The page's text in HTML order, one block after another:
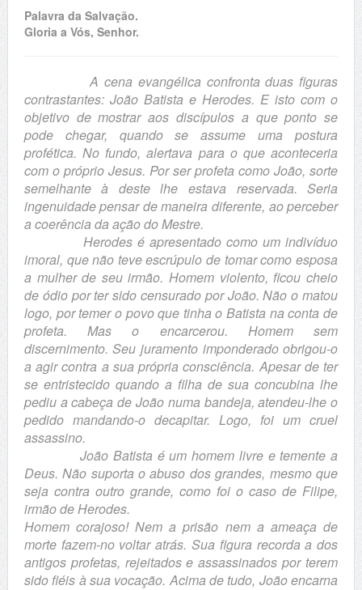
Palavra da Salvação.
Gloria a Vós, Senhor.
A cena evangélica confronta duas figuras
contrastantes: João Batista e Herodes. E isto com o
objetivo de mostrar aos discípulos a que ponto se
pode chegar, quando se assume uma postura
profética. No fundo, alertava para o que aconteceria
com o próprio Jesus. Por ser profeta como João, sorte
semelhante à deste lhe estava reservada. Seria
ingenuidade pensar de maneira diferente, ao perceber
a coerência da ação do Mestre.
Herodes é apresentado como um indivíduo
imoral, que não teve escrúpulo de tomar como esposa
a mulher de seu irmão. Homem violento, ficou cheio
de ódio por ter sido censurado por João. Não o matou
logo, por temer o povo que tinha o Batista na conta de
profeta. Mas o encarcerou. Homem sem
discernimento. Seu juramento imponderado obrigou-o
a agir contra a sua própria consciência. Apesar de ter
se entristecido quando a filha de sua concubina lhe
pediu a cabeça de João numa bandeja, atendeu-lhe o
pedido mandando-o decapitar. Logo, foi um cruel
assassino.
João Batista é um homem livre e temente a
Deus. Não suporta o abuso dos grandes, mesmo que
seja contra outro grande, como foi o caso de Filipe,
irmão de Herodes.
Homem corajoso! Nem a prisão nem a ameaça de
morte fazem-no voltar atrás. Sua figura recorda a dos
antigos profetas, rejeitados e assassinados por terem
sido fiéis à sua vocação. Acima de tudo, João encarna